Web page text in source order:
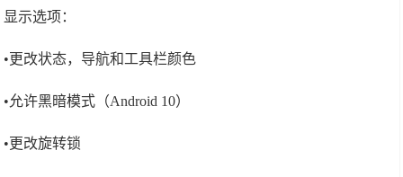
显示选项：
•更改状态，导航和工具栏颜色
•允许黑暗模式（Android 10）
•更改旋转锁